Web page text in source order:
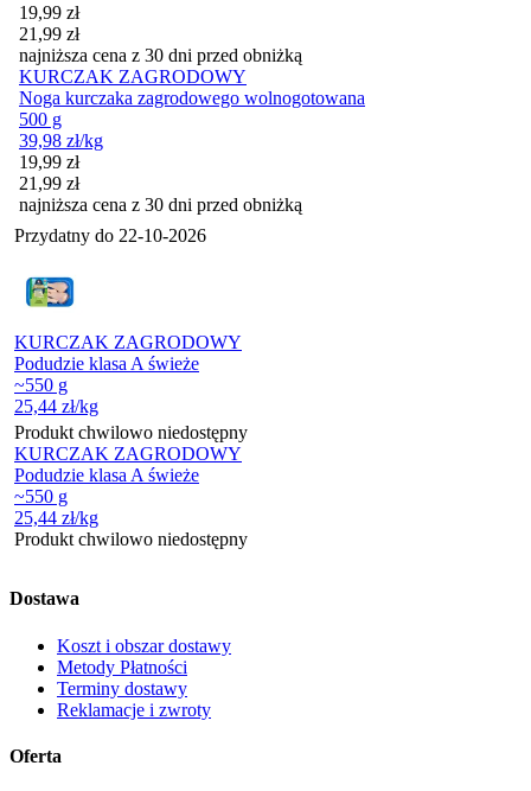
Cena promocyjna
19,99 zł
21,99 zł
najniższa cena z 30 dni przed obniżką
KURCZAK ZAGRODOWY
Noga kurczaka zagrodowego wolnogotowana
500 g
39,98 zł/kg
Cena promocyjna
19,99 zł
21,99 zł
najniższa cena z 30 dni przed obniżką
Przydatny do 22-10-2026
KURCZAK ZAGRODOWY
Podudzie klasa A świeże
~550 g
25,44 zł/kg
Produkt chwilowo niedostępny
KURCZAK ZAGRODOWY
Podudzie klasa A świeże
~550 g
25,44 zł/kg
Produkt chwilowo niedostępny
Dostawa
Koszt i obszar dostawy
Metody Płatności
Terminy dostawy
Reklamacje i zwroty
Oferta